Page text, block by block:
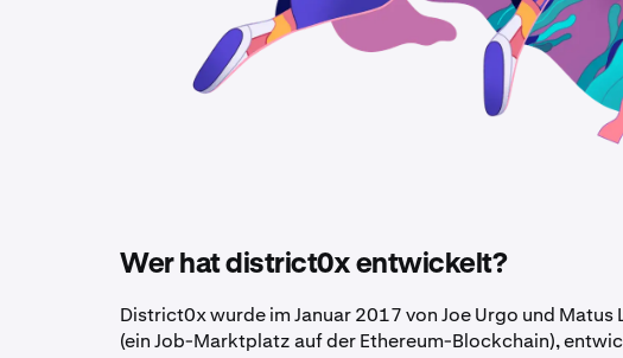
Wer hat district0x entwickelt?
District0x wurde im Januar 2017 von Joe Urgo und
(ein Job-Marktplatz auf der Ethereum-Blockchain),